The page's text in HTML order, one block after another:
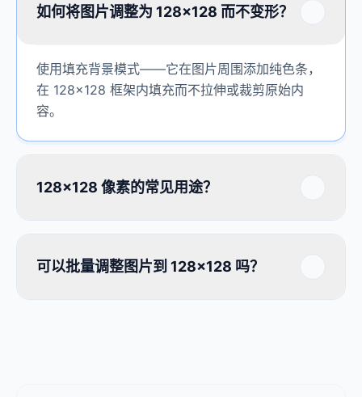
如何将图片调整为 128×128 而不变形？
使用填充背景模式——它在图片周围添加纯色条，
在 128×128 框架内填充而不拉伸或裁剪原始内
容。
128×128 像素的常见用途？
可以批量调整图片到 128×128 吗？